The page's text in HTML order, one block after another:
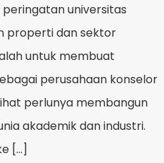
universitas
properti dan sektor
untuk membuat
perusahaan konselor
perlunya membangun
akademik dan industri.
[…]